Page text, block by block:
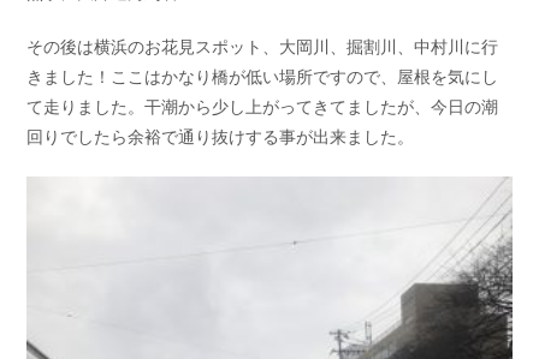
その後は横浜のお花見スポット、大岡川、掘割川、中村川に行
きました！ここはかなり橋が低い場所ですので、屋根を気にし
て走りました。干潮から少し上がってきてましたが、今日の潮
回りでしたら余裕で通り抜けする事が出来ました。